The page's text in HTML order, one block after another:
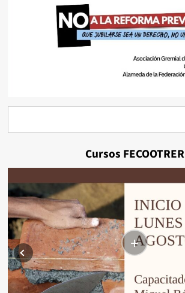
Cursos FECOOTRER
+